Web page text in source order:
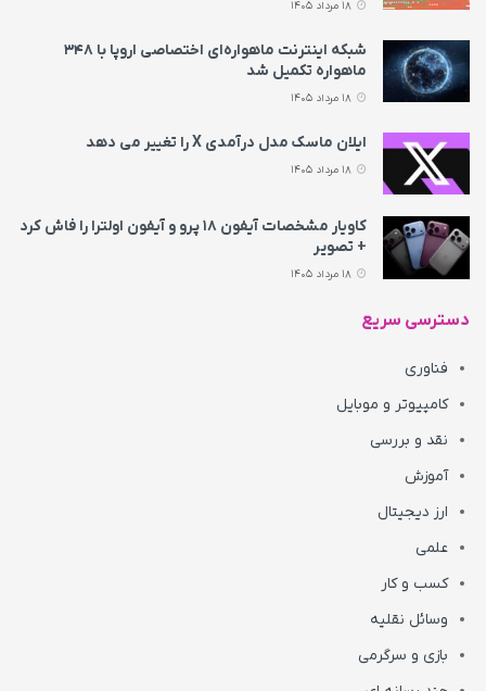
شبکه اینترنت ماهواره‌ای اختصاصی اروپا با ۳۴۸
ماهواره تکمیل شد
ایلان ماسک مدل درآمدی X را تغییر می‌ دهد
کاویار مشخصات آیفون ۱۸ پرو و آیفون اولترا را فاش کرد
+ تصویر
دسترسی سریع
فناوری
کامپیوتر و موبایل
نقد و بررسی
آموزش
ارز دیجیتال
علمی
کسب و کار
وسائل نقلیه
بازی و سرگرمی